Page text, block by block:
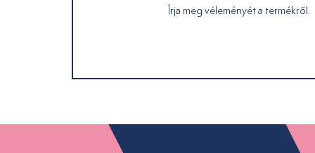
Írja meg véleményét a termékről.